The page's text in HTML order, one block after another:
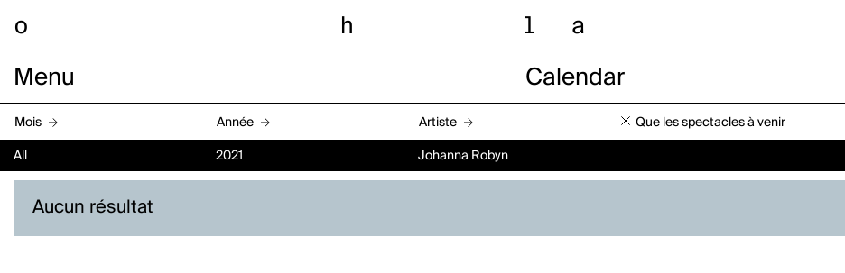
o h l a
Menu Calendar
Mois Année Artiste Que les spectacles à venir
All 2021 Johanna Robyn
Aucun résultat